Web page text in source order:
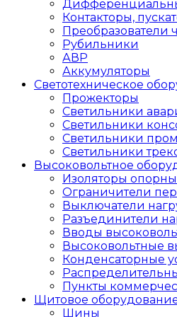
Контакторы,
Преобразователи
Рубильники
АВР
Аккумуляторы
Светотехническое
Прожекторы
Светильники
Светильники
Светильники
Светильники
Высоковольтное
Изоляторы
Ограничители
Выключатели
Разъединители
Вводы
Высоковольтные
Конденсаторные
Пункты
Щитовое
Шины